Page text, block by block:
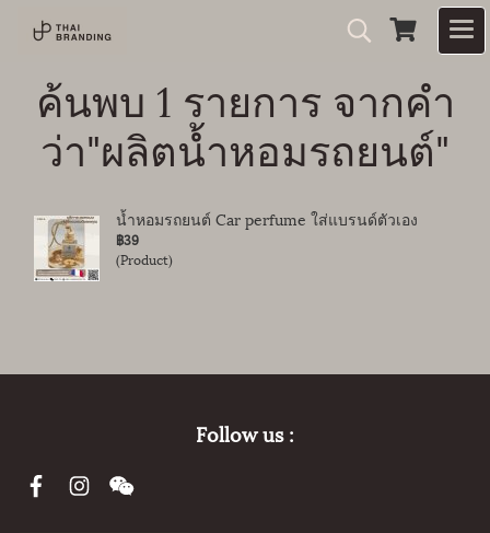
ค้นพบ 1 รายการ จากคำ
ว่า"ผลิตน้ำหอมรถยนต์"
น้ำหอมรถยนต์ Car perfume ใส่แบรนด์ตัวเอง
฿39
(Product)
Follow us :